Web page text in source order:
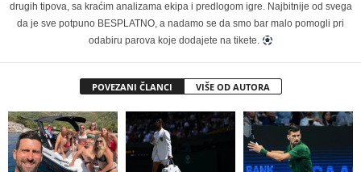
drugih tipova, sa kraćim analizama ekipa i predlogom igre. Najbitnije od svega
da je sve potpuno BESPLATNO, a nadamo se da smo bar malo pomogli pri
odabiru parova koje dodajete na tikete.
POVEZANI ČLANCI VIŠE OD AUTORA